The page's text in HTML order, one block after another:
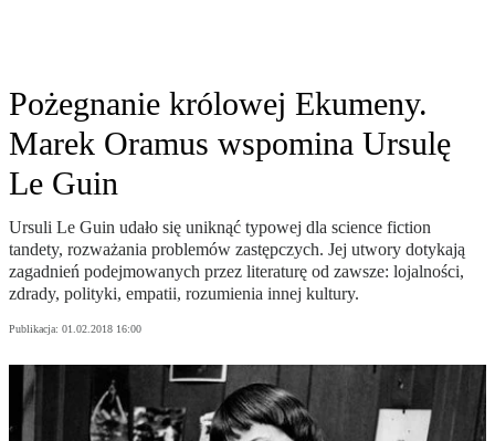
Pożegnanie królowej Ekumeny.
Marek Oramus wspomina Ursulę
Le Guin
Ursuli Le Guin udało się uniknąć typowej dla science fiction
tandety, rozważania problemów zastępczych. Jej utwory dotykają
zagadnień podejmowanych przez literaturę od zawsze: lojalności,
zdrady, polityki, empatii, rozumienia innej kultury.
Publikacja: 01.02.2018 16:00